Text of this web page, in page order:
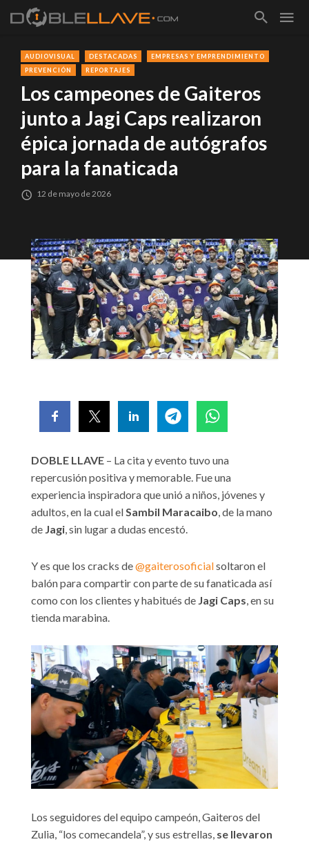
AUDIOVISUAL DESTACADAS
EMPRESAS Y EMPRENDIMIENTO
PREVENCIÓN
REPORTAJES
Los campeones de Gaiteros
junto a Jagi Caps realizaron
épica jornada de autógrafos
para la fanaticada
12 de mayo de 2026
DOBLE LLAVE – La cita y evento tuvo una
repercusión positiva y memorable. Fue una
experiencia inspiradora que unió a niños, jóvenes y
adultos, en la cual el Sambil Maracaibo , de la mano
de Jagi , sin lugar a dudas encestó.
Y es que los cracks de@gaiterosoficialsoltaron el
balón para compartir con parte de su fanaticada así
como con los clientes y habitués de Jagi Caps , en su
tienda marabina.
Los seguidores del equipo campeón, Gaiteros del
Zulia, “los comecandela”, y sus estrellas, se llevaron